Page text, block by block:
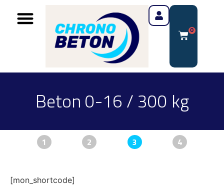
0
Beton 0-16 / 300 kg
1 2 3 4
[mon_shortcode]